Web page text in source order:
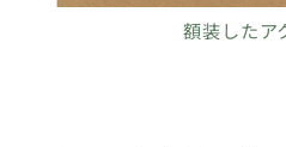
額装したア